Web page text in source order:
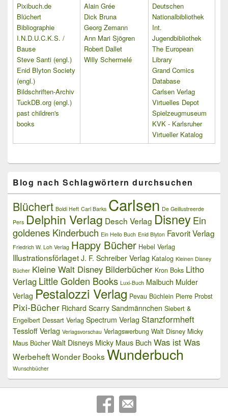
Pixibuch.de
Blüchert
Bibliographie
I.N.D.U.C.K.S. /
Bause
Steve Santi (engl.)
Enid Blyton Society
(engl.)
Bildschriften-Archiv
TuckDB.org (engl.)
past children's
books
Alain Grée
Dick Bruna
Georg Zemann
Ann Mari Sjögren
Robert Dallet
Willy Schermelé
Deutschen
Nationalbibliothek
Int.
Jugendbibliothek
The European
Library
Grand Comics
Database
Carlsen Verlag
Virtuelles Depot
Spielzeugmuseum
KVK - Karlsruher
Virtueller Katalog
Blog nach Schlagwörtern durchsuchen
Blüchert Boldi Heft Carl Barks Carlsen De Geillustreerde
Pers Delphin Verlag Desch Verlag DisneyEin
goldenes Kinderbuch Ein Hello Buch Enid Blyton Favorit Verlag
Friedrich W. Loh Verlag Happy Bücher Hebel Verlag
Illustrationsförlaget J. F. Schreiber Verlag Katalog Kleinen Disney
Bücher Kleine Walt Disney Bilderbücher Kron Boks Litho
Verlag Little Golden Books Luxi-Buch Malbuch Mulder
Verlag Pestalozzi Verlag Pevau Büchlein Pierre Probst
Pixi-Bücher Richard Scarry Sandmännchen Siebert &
Engelbert Dessart Verlag Spectrum Verlag Stanzformheft
Tessloff Verlag Verlagsvorschau Verlagswerbung Walt Disney Micky
Maus Bücher Walt Disneys Micky Maus Buch Was ist Was
WerbeheftWonder Books Wunderbuch
Wunschbücher